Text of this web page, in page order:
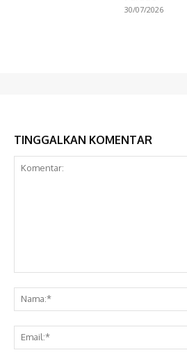
30/07/2026
TINGGALKAN KOMENTAR